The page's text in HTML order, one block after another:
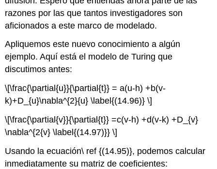
razones por las que tantos investigadores son
aficionados a este marco de modelado.
Apliquemos este nuevo conocimiento a algún
ejemplo. Aquí está el modelo de Turing que
discutimos antes:
\[\frac{\partial{u}}{\partial{t}} = a(u-h) +b(v-
k)+D_{u}\nabla^{2}{u} \label{(14.96)} \]
\[\frac{\partial{v}}{\partial{t}} =c(v-h) +d(v-k) +D_{v}
\nabla^{2{v} \label{(14.97)}} \]
Usando la ecuación\ ref {(14.95)}, podemos calcular
inmediatamente su matriz de coeficientes: